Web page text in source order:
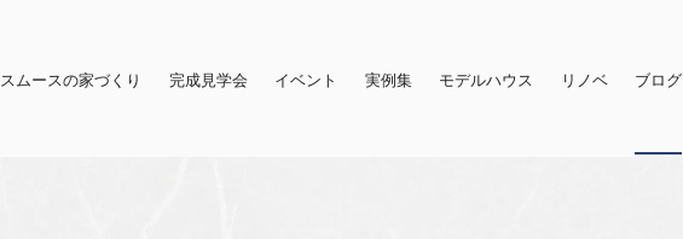
スムースの家づくり 完成見学会 イベント 実例集 モデルハウス リノベ ブログ